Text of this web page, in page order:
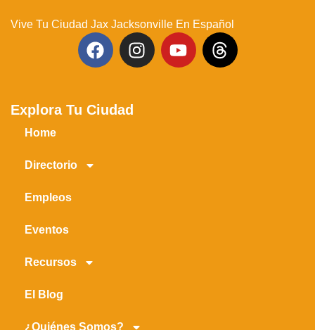
Vive Tu Ciudad Jax Jacksonville En Español
Explora Tu Ciudad
Home
Directorio
Empleos
Eventos
Recursos
El Blog
¿Quiénes Somos?